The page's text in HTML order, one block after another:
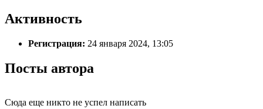
Активность
Регистрация: 24 января 2024, 13:05
Посты автора
Сюда еще никто не успел написать